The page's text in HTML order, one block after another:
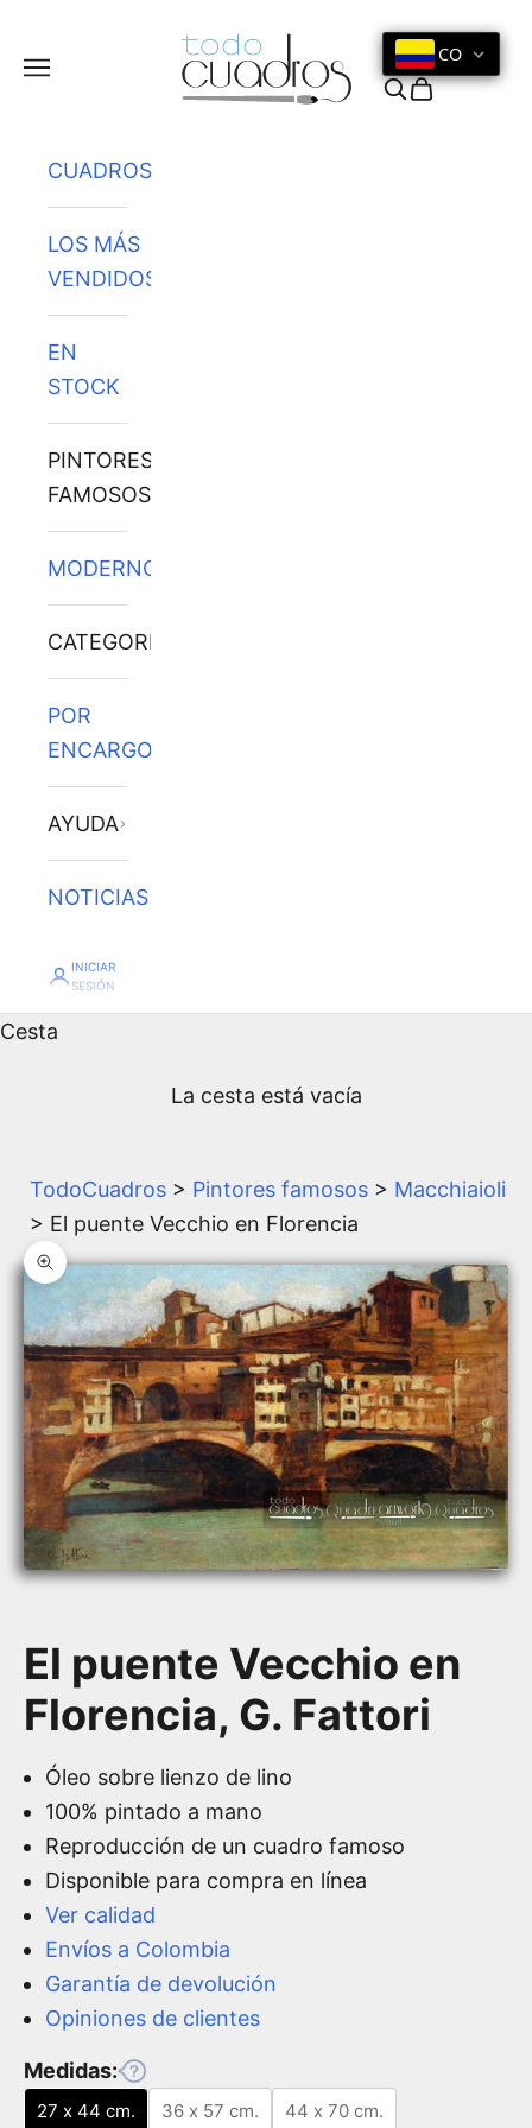
Menú
CO
Buscar
Cesta
CUADROS
LOS MÁS
VENDIDOS
EN
STOCK
PINTORES
FAMOSOS
MODERNOS
CATEGORÍAS
POR
ENCARGO
AYUDA
NOTICIAS
INICIAR
SESIÓN
Cesta
La cesta está vacía
TodoCuadros > Pintores famosos > Macchiaioli
> El puente Vecchio en Florencia
Zoom
El puente Vecchio en
Florencia, G. Fattori
Óleo sobre lienzo de lino
100% pintado a mano
Reproducción de un cuadro famoso
Disponible para compra en línea
Ver calidad
Envíos a Colombia
Garantía de devolución
Opiniones de clientes
Medidas:
27 x 44 cm. 36 x 57 cm. 44 x 70 cm.